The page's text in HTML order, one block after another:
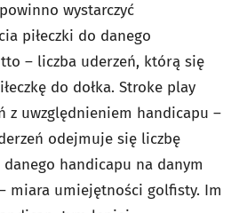
wystarczyć
piłeczki do danego
– liczba uderzeń, którą się
do dołka. Stroke play
z uwzględnieniem handicapu –
odejmuje się liczbę
danego handicapu na danym
miara umiejętności golfisty. Im